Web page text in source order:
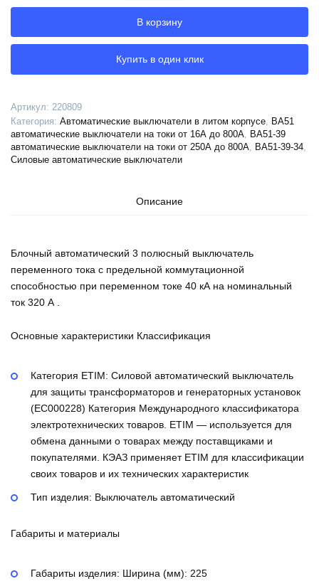
ВА51-
39-
341110-
320А-2500-
КЭАЗ,
220809
В корзину
Купить в один клик
Артикул: 220809
Категория: Автоматические выключатели в литом корпусе
ВА51
автоматические выключатели на токи от 16А до 800А
ВА51-39
автоматические выключатели на токи от 250А до 800А
ВА51-39-34
Силовые автоматические выключатели
Описание
Блочный автоматический 3 полюсный выключатель
переменного тока с предельной коммутационной
способностью при переменном токе 40 кА на номинальный
ток 320 А .
Основные характеристики Классификация
Категория ETIM: Силовой автоматический выключатель
для защиты трансформаторов и генераторных установок
(EC000228) Категория Международного классификатора
электротехнических товаров. ETIM — используется для
обмена данными о товарах между поставщиками и
покупателями. КЭАЗ применяет ETIM для классификации
своих товаров и их технических характеристик
Тип изделия: Выключатель автоматический
Габариты и материалы
Габариты изделия: Ширина (мм): 225